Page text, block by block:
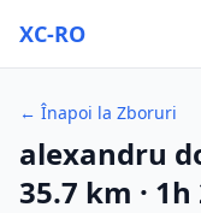
XC-RO
← Înapoi la Zboruri
alexandru
35.7 km · 1h